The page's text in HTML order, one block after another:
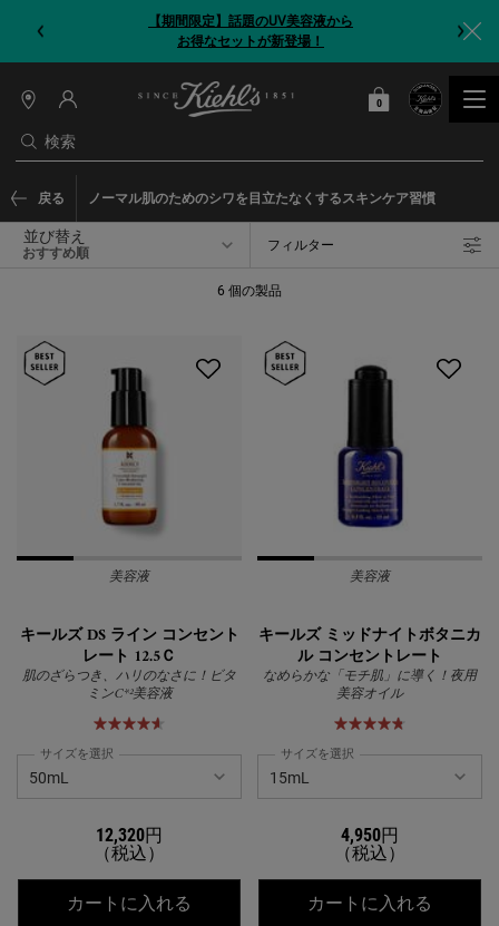
【期間限定】今だけ！洗顔ブラシをプレゼント
検索
店
情
報
カート
0
0 カート内の製品
戻る
ノーマル肌のためのシワを目立たなくするスキンケア習慣
並び替え フィルター
フィルターメニュー
6 個の製品
美容液
キールズ DS ライン コンセント
レート 12.5Ｃ
肌のざらつき、ハリのなさに！ビタ
ミンC*²美容液
サイズを選択
12,320円
（税込）
カートに入れる キールズ DS ライン コンセントレー
美容液
キールズ ミッドナイトボタニカ
ル コンセントレート
なめらかな「モチ肌」に導く！夜用
美容オイル
サイズを選択
4,950円
（税込）
カートに入れる